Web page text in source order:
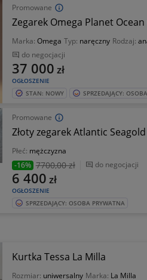
Promowane
Zegarek Omega Planet
Marka: Omega Typ: naręczny Rodzaj:
do negocjacji
OGŁOSZENIE
37 000 zł
STAN: NOWY SPRZEDAJĄCY:
Promowane
Złoty zegarek Atlantic
Płeć: mężczyzna
-16% 7700,00 zł do negocjacji
OGŁOSZENIE
6 400 zł
SPRZEDAJĄCY: OSOBA PRYWATNA
Kurtka Tessa La Milla
Rozmiar: uniwersalny Marka: La Milla